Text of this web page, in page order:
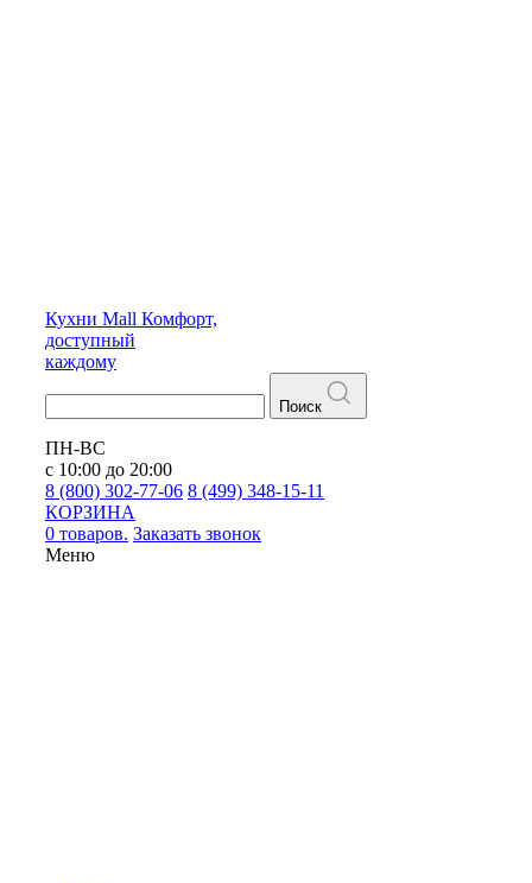
Кухни Mall Комфорт,
доступный
каждому
Поиск
ПН-ВС
с 10:00 до 20:00
8 (800) 302-77-06 8 (499) 348-15-11
КОРЗИНА
0 товаров. Заказать звонок
Меню